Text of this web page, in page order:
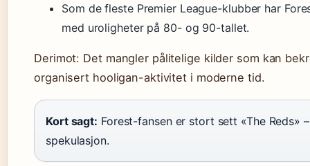
Som de fleste Premier League-klubber har
med uroligheter på 80- og 90-tallet.
Derimot: Det mangler pålitelige kilder som kan
organisert hooligan-aktivitet i moderne tid.
Kort sagt: Forest-fansen er stort sett «The Reds»
spekulasjon.